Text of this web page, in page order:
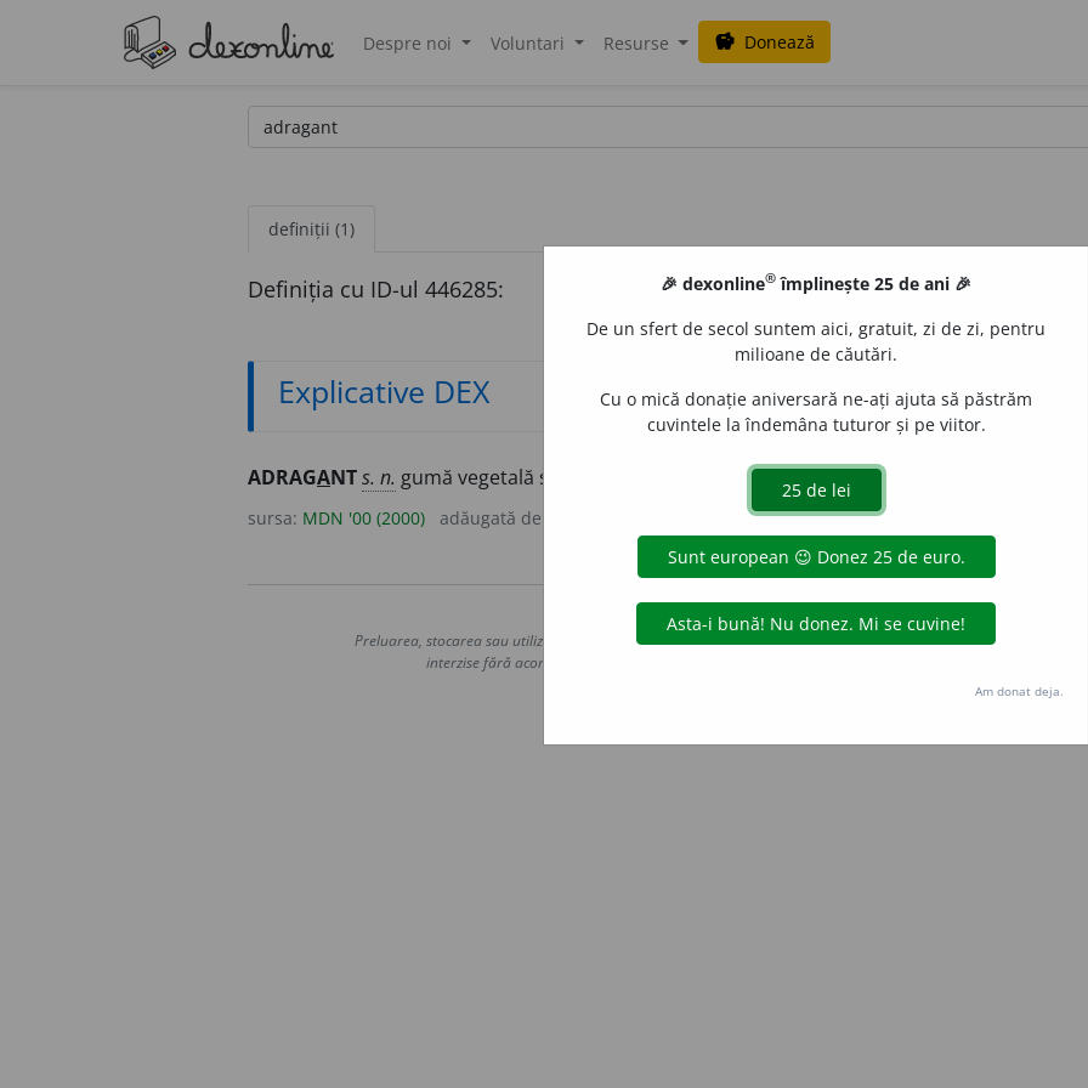
Despre noi Voluntari Resurse savings Donează
definiții (1)
Definiția cu ID-ul 446285:
Explicative DEX
ADRAGANTs. n. gumă vegetală secretată de trunchiul unui arbust. (<fr.
sursa: MDN '00 (2000) adăugată de
Copyright © 2004-2026 dexonline (https://dexonline.ro)
Preluarea, stocarea sau utilizarea datelor de pe acest site, inclusiv prin orice metode de extragere automată
interzise fără acordul nostru prealabil scris, cu excepția seturilor de date oferite oficial spre utilizare
Hosterion
🎉 dexonline® împlinește 25 de ani 🎉
De un sfert de secol suntem aici, gratuit, zi de zi, pentru
milioane de căutări.
Cu o mică donație aniversară ne-ați ajuta să păstrăm
cuvintele la îndemâna tuturor și pe viitor.
Am donat deja.